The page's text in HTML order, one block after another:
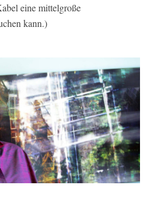
eine mittelgroße
kann.)